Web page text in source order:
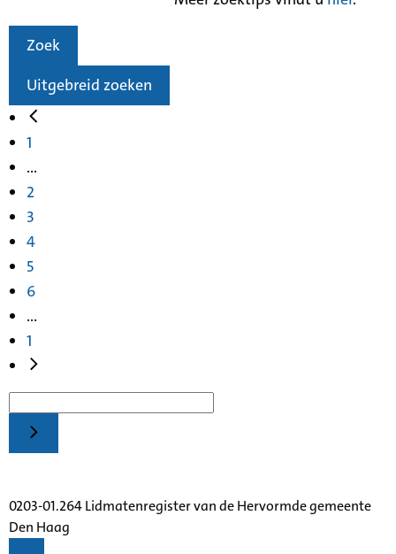
Zoek
Uitgebreid zoeken
1
...
2
3
4
5
6
...
1
0203-01.264 Lidmatenregister van de Hervormde gemeente
Den Haag